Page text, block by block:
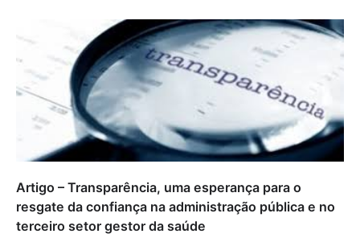
Artigo – Transparência, uma esperança para o
resgate da confiança na administração pública e no
terceiro setor gestor da saúde